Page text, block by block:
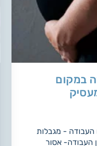
במקום
העבודה - מגבלות
העבודה- אסור